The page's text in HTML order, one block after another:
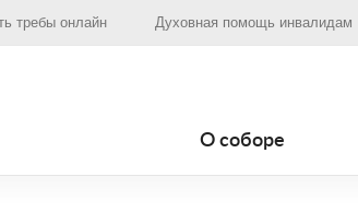
требы онлайн Духовная помощь инвалидам
О соборе